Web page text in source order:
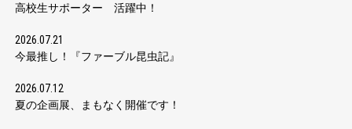
高校生サポーター 活躍中！
2026.07.21
今最推し！『ファーブル昆虫記』
2026.07.12
夏の企画展、まもなく開催です！